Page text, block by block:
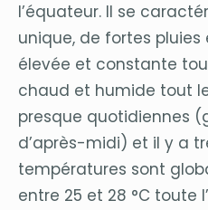
l’équateur. Il se
unique, de fortes
élevée et constante
chaud et humide tout
presque quotidiennes
d’après-midi) et il y a
températures sont
entre 25 et 28 °C toute